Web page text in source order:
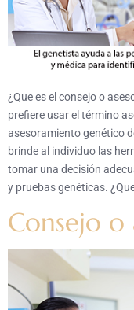
¿Que es el consejo o
prefiere usar el término
asesoramiento genético
brinde al individuo las
tomar una decisión
y pruebas genéticas.
Consejo o